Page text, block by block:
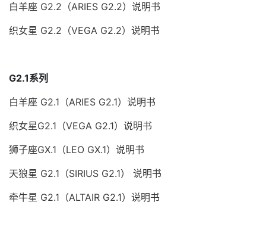
白羊座 G2.2（ARIES G2.2）说明书
织女星 G2.2（VEGA G2.2）说明书
G2.1系列
白羊座 G2.1（ARIES G2.1）说明书
织女星G2.1（VEGA G2.1）说明书
狮子座GX.1（LEO GX.1）说明书
天狼星 G2.1（SIRIUS G2.1） 说明书
牵牛星 G2.1（ALTAIR G2.1）说明书